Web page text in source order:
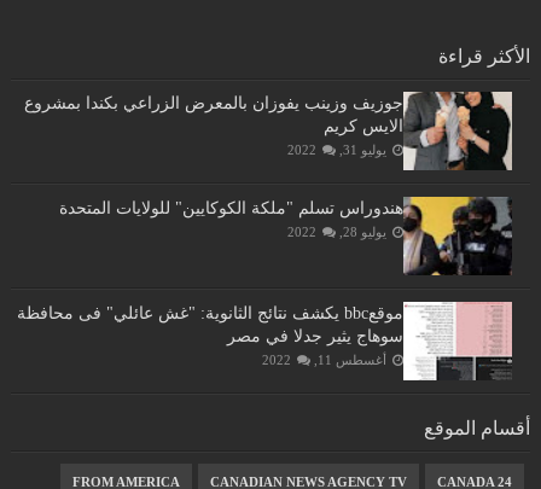
الأكثر قراءة
جوزيف وزينب يفوزان بالمعرض الزراعي بكندا بمشروع
الايس كريم
يوليو 31, 2022
هندوراس تسلم "ملكة الكوكايين" للولايات المتحدة
يوليو 28, 2022
موقعbbc يكشف نتائج الثانوية: "غش عائلي" فى محافظة
سوهاج يثير جدلا في مصر
أغسطس 11, 2022
أقسام الموقع
CANADA 24
CANADIAN NEWS AGENCY TV
FROM AMERICA